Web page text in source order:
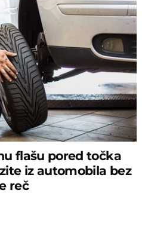
flašu pored točka
iz automobila bez
reč